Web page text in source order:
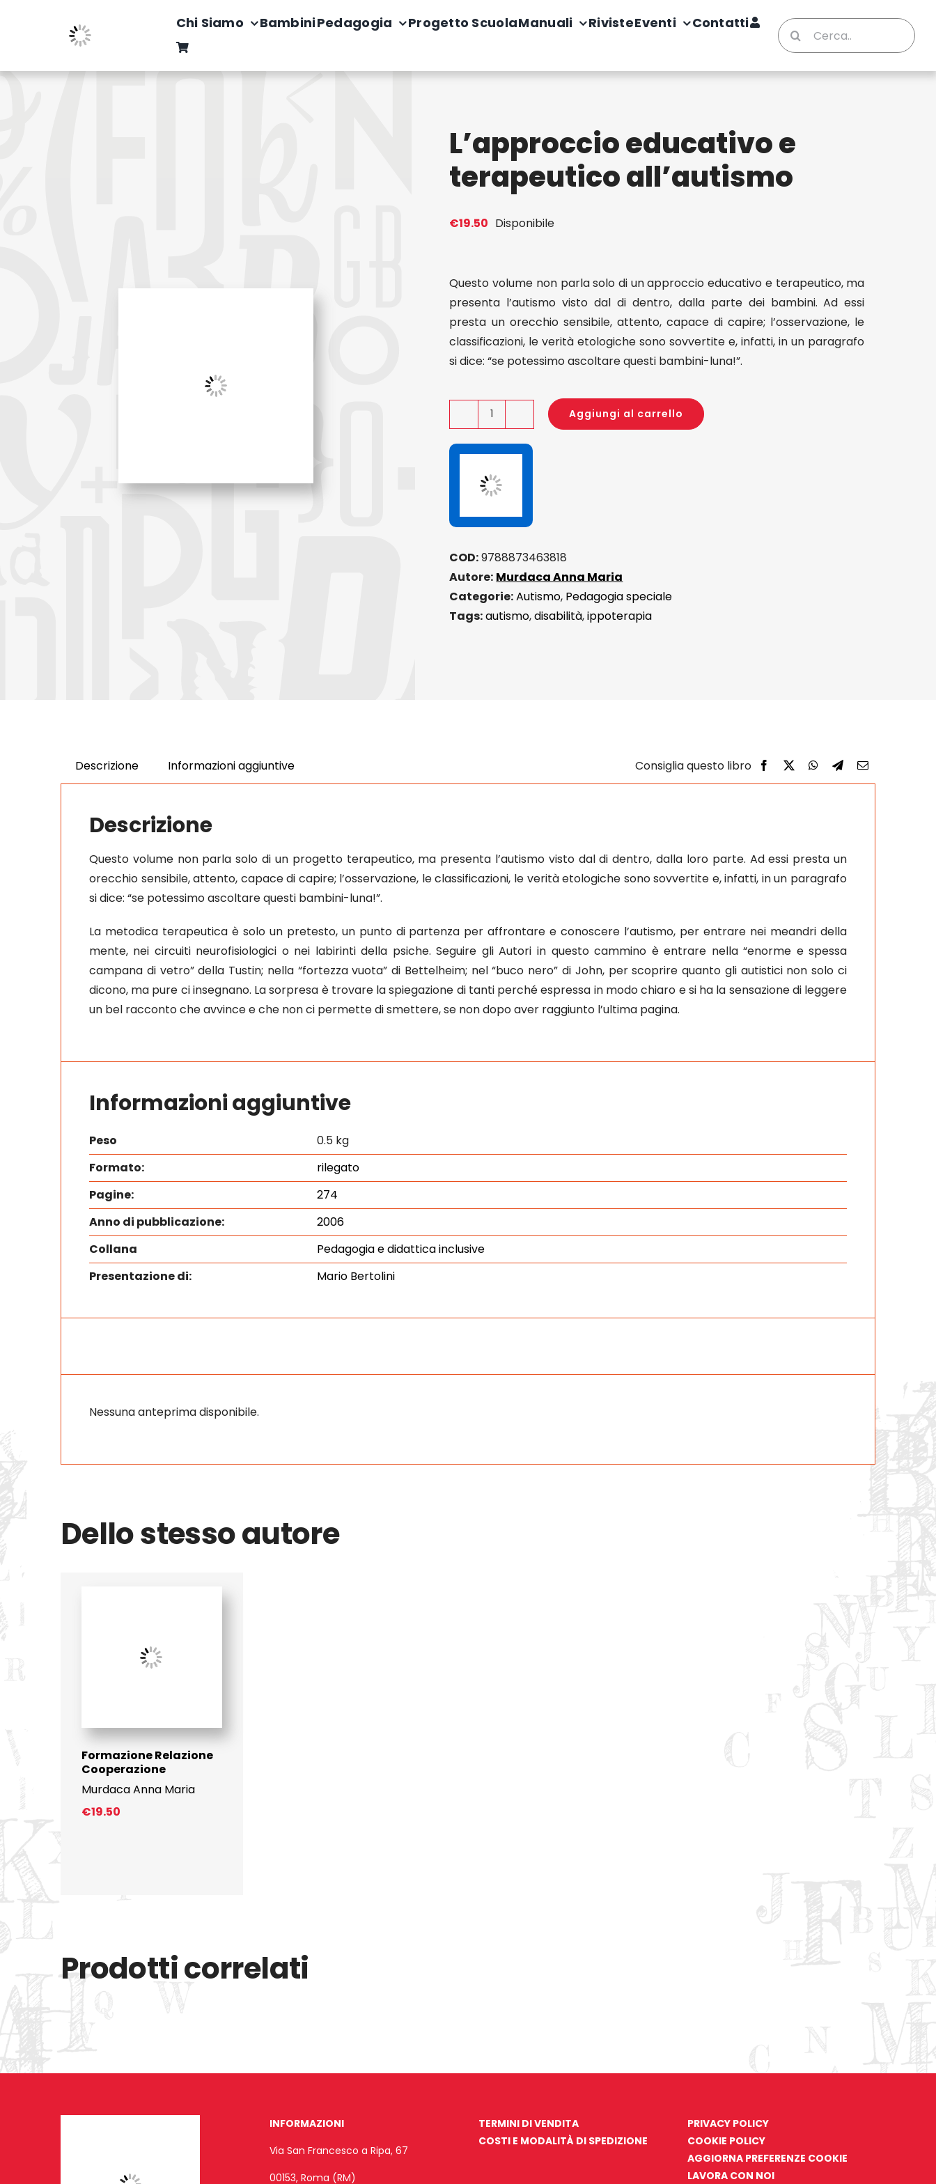
Chi Siamo BambiniPedagogia Progetto ScuolaManuali RivisteEventi Contatti
Cerca
per:
L’approccio educativo e
terapeutico all’autismo
€19.50 Disponibile
Questo volume non parla solo di un approccio educativo e terapeutico, ma
presenta l’autismo visto dal di dentro, dalla parte dei bambini. Ad essi
presta un orecchio sensibile, attento, capace di capire; l’osservazione, le
classificazioni, le verità etologiche sono sovvertite e, infatti, in un paragrafo
si dice: “se potessimo ascoltare questi bambini-luna!”.
L'approccio
educativo
terapeutico
all'autismo
quantità
Aggiungi al carrello
COD:9788873463818
Autore: Murdaca Anna Maria
Categorie:Autismo, Pedagogia speciale
Tags:autismo,disabilità,ippoterapia
Descrizione Informazioni aggiuntive
Descrizione
Questo volume non parla solo di un progetto terapeutico, ma presenta l’autismo visto dal di dentro, dalla loro parte. Ad essi presta un
orecchio sensibile, attento, capace di capire; l’osservazione, le classificazioni, le verità etologiche sono sovvertite e, infatti, in un paragrafo
si dice: “se potessimo ascoltare questi bambini-luna!”.
La metodica terapeutica è solo un pretesto, un punto di partenza per affrontare e conoscere l’autismo, per entrare nei meandri della
mente, nei circuiti neurofisiologici o nei labirinti della psiche. Seguire gli Autori in questo cammino è entrare nella “enorme e spessa
campana di vetro” della Tustin; nella “fortezza vuota” di Bettelheim; nel “buco nero” di John, per scoprire quanto gli autistici non solo ci
dicono, ma pure ci insegnano. La sorpresa è trovare la spiegazione di tanti perché espressa in modo chiaro e si ha la sensazione di leggere
un bel racconto che avvince e che non ci permette di smettere, se non dopo aver raggiunto l’ultima pagina.
Informazioni aggiuntive
Peso
0.5 kg
Formato:
rilegato
Pagine:
274
Anno di pubblicazione:
2006
Collana
Pedagogia e didattica inclusive
Presentazione di:
Mario Bertolini
Nessuna anteprima disponibile.
Dello stesso autore
Formazione Relazione
Cooperazione
Murdaca Anna Maria
€19.50
Prodotti correlati
INFORMAZIONI
Via San Francesco a Ripa, 67
00153, Roma (RM)
TERMINI DI VENDITA
COSTI E MODALITÀ DI SPEDIZIONE
PRIVACY POLICY
COOKIE POLICY
AGGIORNA PREFERENZE COOKIE
LAVORA CON NOI